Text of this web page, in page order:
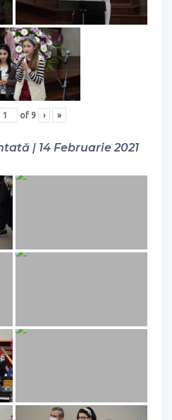
of 9 › »
| 14 Februarie 2021